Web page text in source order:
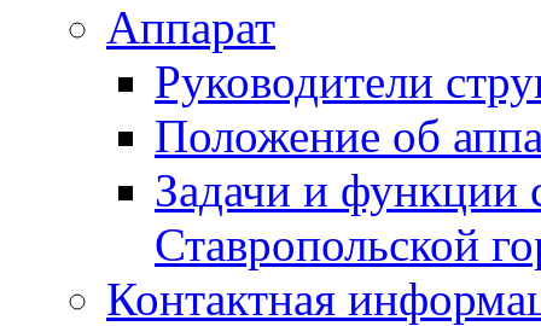
Аппарат
Руководители
Положение об
Задачи и функции
Ставропольской
Контактная